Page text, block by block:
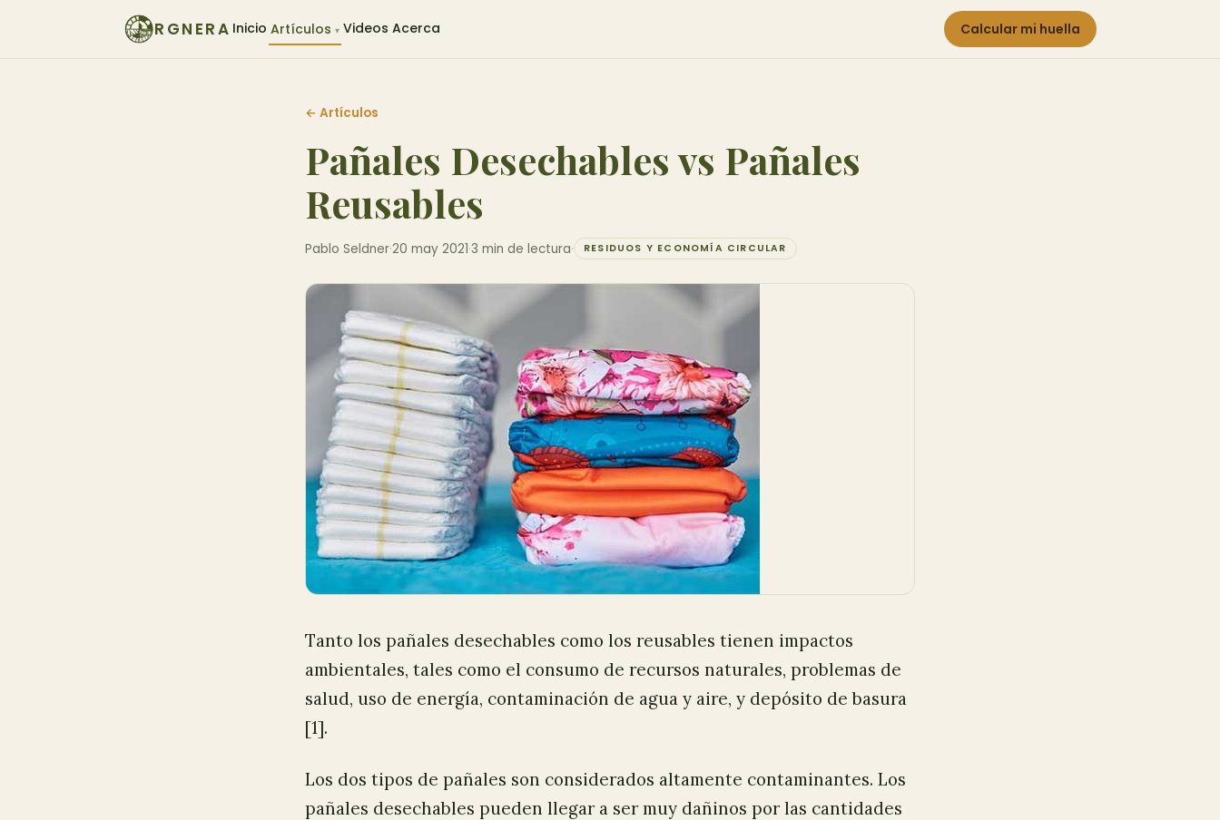
RGNERA Inicio Artículos ▾ Videos Acerca Calcular mi huella
← Artículos
Pañales Desechables vs Pañales
Reusables
Pablo Seldner·20 may 2021·3 min de lectura· RESIDUOS Y ECONOMÍA CIRCULAR
Tanto los pañales desechables como los reusables tienen impactos
ambientales, tales como el consumo de recursos naturales, problemas de
salud, uso de energía, contaminación de agua y aire, y depósito de basura
[1].
Los dos tipos de pañales son considerados altamente contaminantes. Los
pañales desechables pueden llegar a ser muy dañinos por las cantidades